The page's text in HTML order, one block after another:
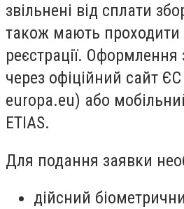
звільнені від сплати
також мають проходити
реєстрації. Оформлення
через офіційний сайт
europa.eu) або
ETIAS.
Для подання заявки
дійсний